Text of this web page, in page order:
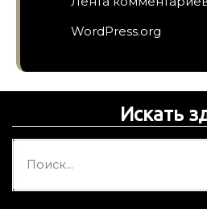
WordPress.org
Искать
й